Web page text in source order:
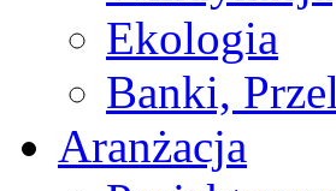
Ekologia
Banki,
Aranżacja